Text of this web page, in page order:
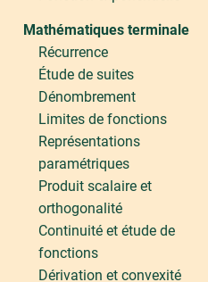
Mathématiques terminale
Récurrence
Étude de suites
Dénombrement
Limites de fonctions
Représentations
paramétriques
Produit scalaire et
orthogonalité
Continuité et étude de
fonctions
Dérivation et convexité